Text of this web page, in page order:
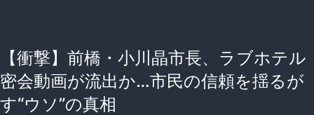
【衝撃】前橋・小川晶市長、ラブホテル
密会動画が流出か…市民の信頼を揺るが
す“ウソ”の真相